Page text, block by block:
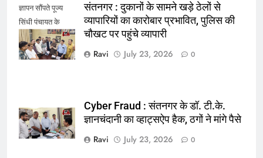
ज्ञापन सौंपते पूज्य
सिंधी पंचायत के
पदाधिकारी
संतनगर : दुकानों के सामने खड़े ठेलों से
व्यापारियों का कारोबार प्रभावित, पुलिस की
चौखट पर पहुंचे व्यापारी
Ravi
July 23, 2026 0
Cyber Fraud : संतनगर के डॉ. टी.के.
ज्ञानचंदानी का व्हाट्सऐप हैक, ठगों ने मांगे पैसे
Ravi
July 23, 2026 0